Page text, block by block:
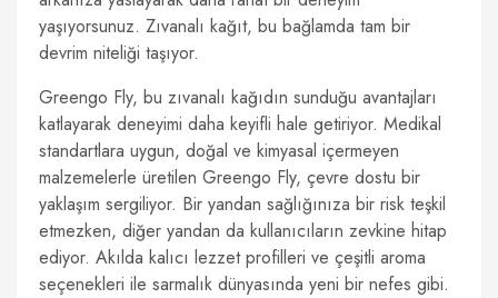
yaşıyorsunuz. Zıvanalı kağıt, bu bağlamda tam bir
devrim niteliği taşıyor.
Greengo Fly, bu zıvanalı kağıdın sunduğu avantajları
katlayarak deneyimi daha keyifli hale getiriyor. Medikal
standartlara uygun, doğal ve kimyasal içermeyen
malzemelerle üretilen Greengo Fly, çevre dostu bir
yaklaşım sergiliyor. Bir yandan sağlığınıza bir risk teşkil
etmezken, diğer yandan da kullanıcıların zevkine hitap
ediyor. Akılda kalıcı lezzet profilleri ve çeşitli aroma
seçenekleri ile sarmalık dünyasında yeni bir nefes gibi.